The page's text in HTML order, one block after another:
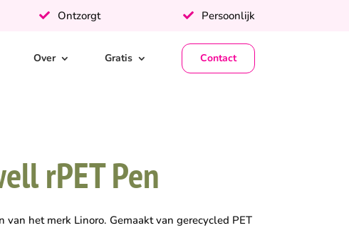
Ontzorgt Persoonlijk
Over Gratis Contact
rPET Pen
van het merk Linoro. Gemaakt van gerecycled PET